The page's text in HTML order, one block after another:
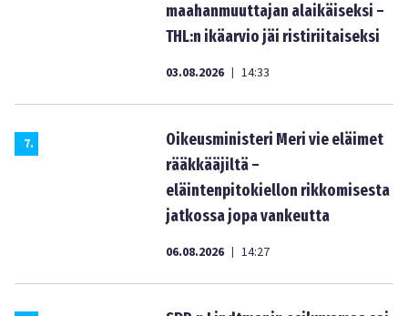
maahanmuuttajan alaikäiseksi –
THL:n ikäarvio jäi ristiriitaiseksi
03.08.2026 | 14:33
7.
Oikeusministeri Meri vie eläimet
rääkkääjiltä –
eläintenpitokiellon rikkomisesta
jatkossa jopa vankeutta
06.08.2026 | 14:27